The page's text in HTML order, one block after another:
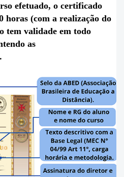
efetuado, o certificado
horas (com a realização do
tem validade em todo
as
.